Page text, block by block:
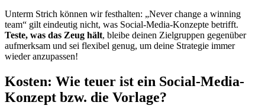
Unterm Strich können wir festhalten: „Never change a winning
team“ gilt eindeutig nicht, was Social-Media-Konzepte betrifft.
Teste, was das Zeug hält, bleibe deinen Zielgruppen gegenüber
aufmerksam und sei flexibel genug, um deine Strategie immer
wieder anzupassen!
Kosten: Wie teuer ist ein Social-Media-
Konzept bzw. die Vorlage?